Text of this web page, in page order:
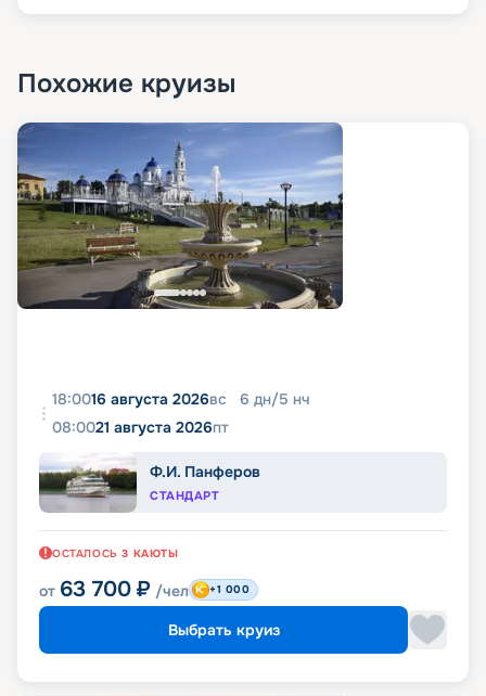
Похожие круизы
18:0016 августа 2026вс 6 дн/5 нч
08:0021 августа 2026пт
Ф.И. Панферов
СТАНДАРТ
ОСТАЛОСЬ 3 КАЮТЫ
от 63 700 ₽ /чел +1 000
Выбрать круиз